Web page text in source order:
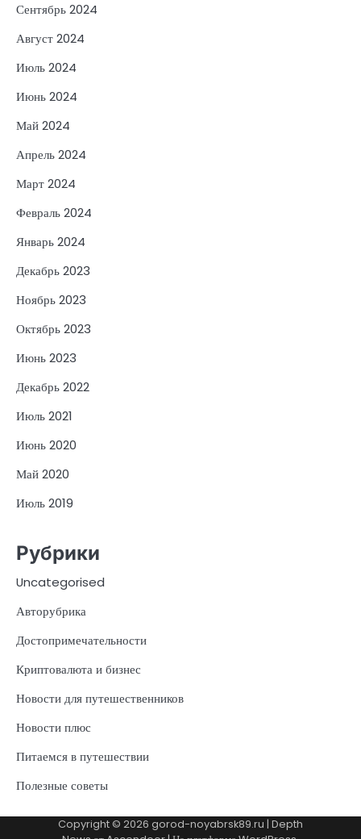
Сентябрь 2024
Август 2024
Июль 2024
Июнь 2024
Май 2024
Апрель 2024
Март 2024
Февраль 2024
Январь 2024
Декабрь 2023
Ноябрь 2023
Октябрь 2023
Июнь 2023
Декабрь 2022
Июль 2021
Июнь 2020
Май 2020
Июль 2019
Рубрики
Uncategorised
Авторубрика
Достопримечательности
Криптовалюта и бизнес
Новости для путешественников
Новости плюс
Питаемся в путешествии
Полезные советы
Copyright © 2026 gorod-noyabrsk89.ru | Depth